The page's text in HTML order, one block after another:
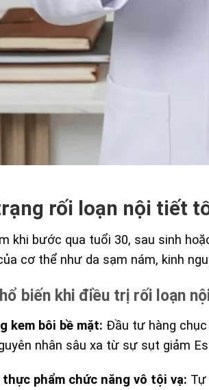
rối loạn nội tiết
khi bước qua tuổi 30, sau sinh
cơ thể như da sạm nám, kinh
biến khi điều trị rối loạn
kem bôi bề mặt: Đầu tư hàng
nhân sâu xa từ sự sụt giảm
thực phẩm chức năng vô tội vạ: Tự